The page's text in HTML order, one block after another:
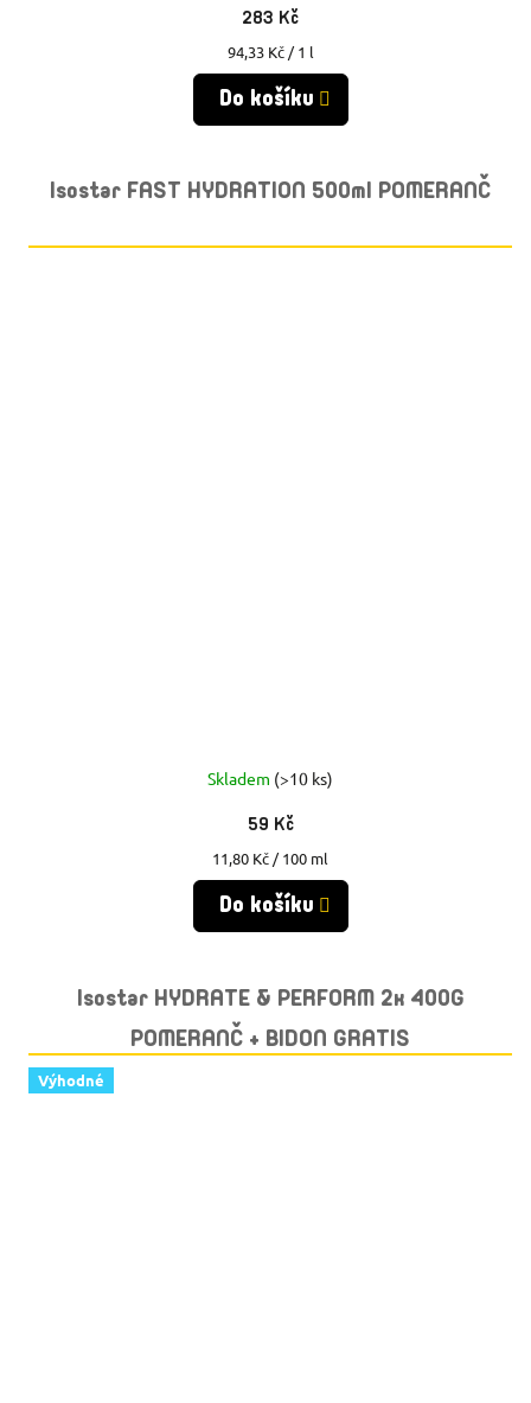
283 Kč
Měrná
cena:
94,33 Kč / 1 l
Do košíku
Isostar FAST HYDRATION 500ml POMERANČ
Skladem (>10 ks)
59 Kč
Měrná
cena:
11,80 Kč / 100 ml
Do košíku
Isostar HYDRATE & PERFORM 2x 400G
POMERANČ + BIDON GRATIS
Výhodné